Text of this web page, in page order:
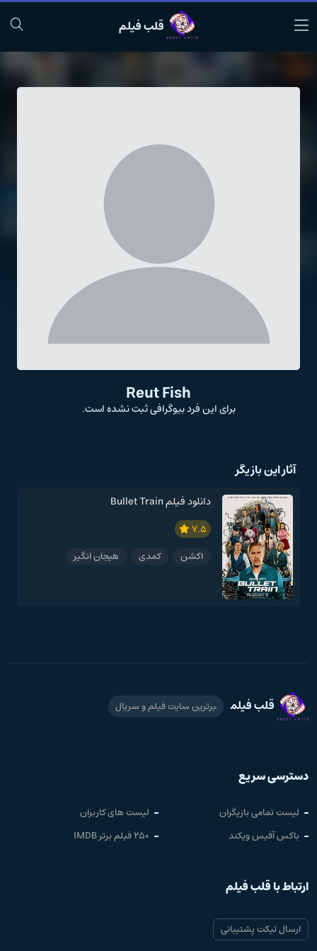
قلب فیلم
Reut Fish
برای این فرد بیوگرافی ثبت نشده است.
آثار این بازیگر
دانلود فیلم Bullet Train
7.5
اکشن
کمدی هیجان انگیر
قلب فیلم برترین سایت فیلم و سریال
دسترسی سریع
لیست تمامی بازیگران
لیست های کاربران
باکس آفیس ویکند
250 فیلم برتر IMDB
ارتباط با قلب فیلم
ارسال تیکت پشتیبانی